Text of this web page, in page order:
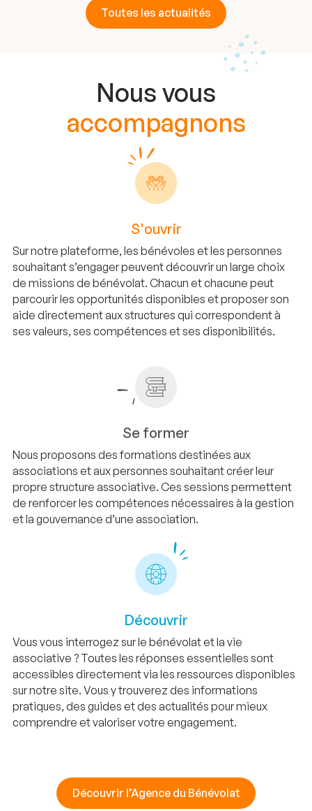
Toutes les actualités
Nous vous
accompagnons
S'ouvrir
Sur notre plateforme, les bénévoles et les personnes
souhaitant s’engager peuvent découvrir un large choix
de missions de bénévolat. Chacun et chacune peut
parcourir les opportunités disponibles et proposer son
aide directement aux structures qui correspondent à
ses valeurs, ses compétences et ses disponibilités.
Se former
Nous proposons des formations destinées aux
associations et aux personnes souhaitant créer leur
propre structure associative. Ces sessions permettent
de renforcer les compétences nécessaires à la gestion
et la gouvernance d’une association.
Découvrir
Vous vous interrogez sur le bénévolat et la vie
associative ? Toutes les réponses essentielles sont
accessibles directement via les ressources disponibles
sur notre site. Vous y trouverez des informations
pratiques, des guides et des actualités pour mieux
comprendre et valoriser votre engagement.
Découvrir l’Agence du Bénévolat